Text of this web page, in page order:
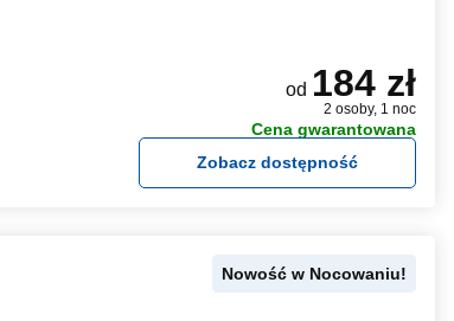
od 184 zł
2 osoby, 1 noc
Cena gwarantowana
Zobacz dostępność
Nowość w Nocowaniu!